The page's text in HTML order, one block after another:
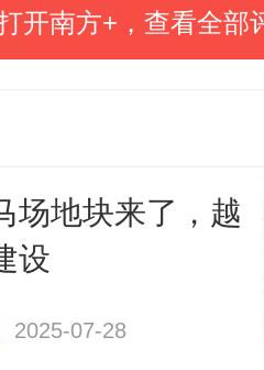
控股集团股份有限
布的2025《财富
榜单上榜房地产
达3683.51亿美元
业为保利、万科
开南方+，查看全部
场地块来了，越
设
2025-07-28